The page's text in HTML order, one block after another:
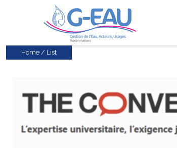
Home / List